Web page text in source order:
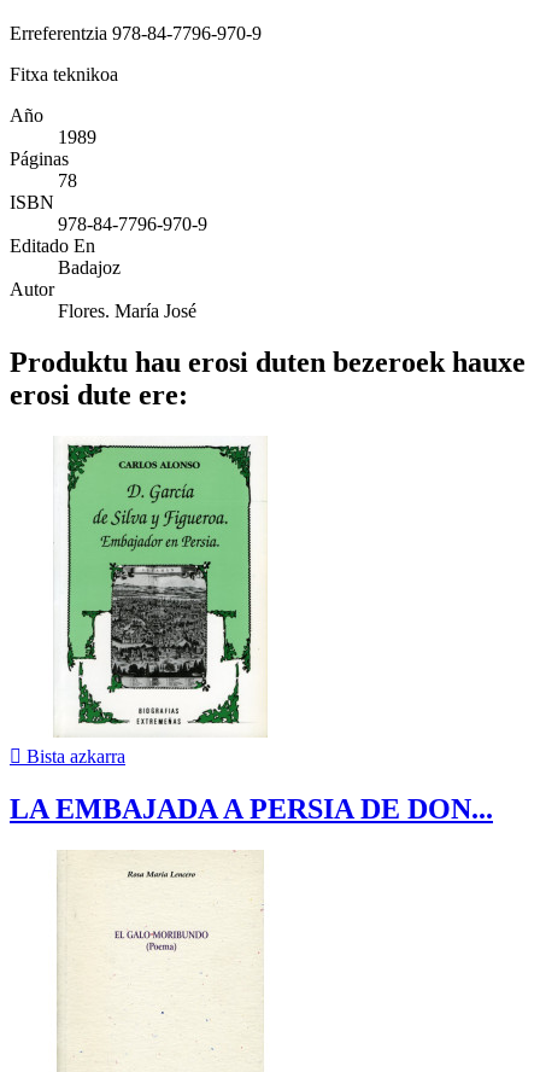
Erreferentzia 978-84-7796-970-9
Fitxa teknikoa
Año
1989
Páginas
78
ISBN
978-84-7796-970-9
Editado En
Badajoz
Autor
Flores. María José
Produktu hau erosi duten bezeroek hauxe
erosi dute ere:
 Bista azkarra
LA EMBAJADA A PERSIA DE DON...